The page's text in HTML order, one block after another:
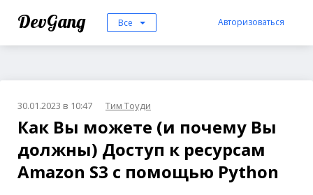
DevGang Все Авторизоваться
30.01.2023 в 10:47 Тим Тоуди
Как Вы можете (и почему Вы
должны) Доступ к ресурсам
Amazon S3 с помощью Python